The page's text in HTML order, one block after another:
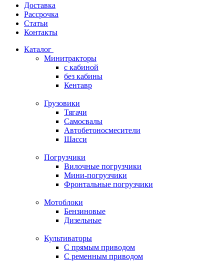
Доставка
Рассрочка
Статьи
Контакты
Каталог
Минитракторы
c кабиной
без кабины
Кентавр
Грузовики
Тягачи
Самосвалы
Автобетоносмесители
Шасси
Погрузчики
Вилочные погрузчики
Мини-погрузчики
Фронтальные погрузчики
Мотоблоки
Бензиновые
Дизельные
Культиваторы
С прямым приводом
С ременным приводом